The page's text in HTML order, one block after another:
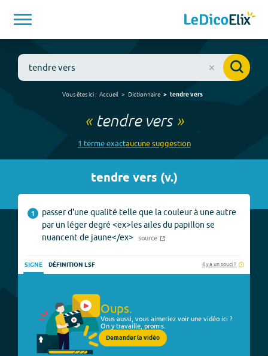
Vous êtes ici : Accueil Dictionnaire tendre vers
« tendre vers»
1 termeexactaucunesuggestion
tendre vers (v.)
1
passer d'une qualité telle que la couleur à une autre
par un léger degré <ex>les ailes du papillon se
nuancent de jaune</ex>
source
SIGNE DÉFINITION LSF Il y a un souci ?
Oups.
Vous aussi, vous aimeriez voir une vidéo ici ?
On y travaille, promis.
Demander la vidéo